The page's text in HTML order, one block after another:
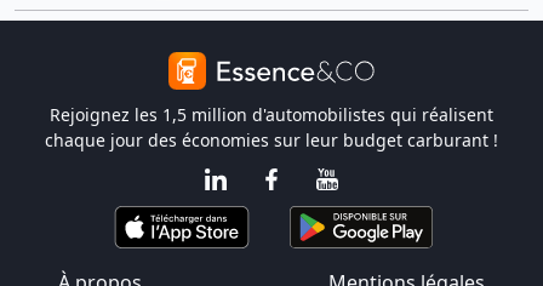
Rejoignez les 1,5 million d'automobilistes qui réalisent
chaque jour des économies sur leur budget carburant !